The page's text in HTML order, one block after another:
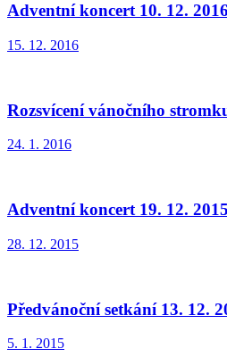
Adventní koncert 10. 12. 2016
15. 12. 2016
Rozsvícení vánočního
24. 1. 2016
Adventní koncert 19. 12. 2015
28. 12. 2015
Předvánoční setkání 13. 12.
5. 1. 2015